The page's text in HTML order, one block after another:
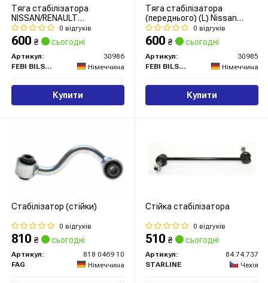
Тяга стабілізатора
NISSAN/RENAULT
Murano/Qashqai/X-
Trail/Koleos "FR "07>>
0 відгуків
600 ₴ сьогодні
Артикул:
30986
FEBI BILSTEIN
Німеччина
Купити
Тяга стабілізатора
(переднього) (L) Nissan
Qashqai/X-Trail/Renault
Koleos 08-
0 відгуків
600 ₴ сьогодні
Артикул:
30985
FEBI BILSTEIN
Німеччина
Купити
Стабілізатор (стійки)
0 відгуків
810 ₴ сьогодні
Артикул:
818 0469 10
FAG
Німеччина
Стійка стабілізатора
0 відгуків
510 ₴ сьогодні
Артикул:
84.74.737
STARLINE
Чехія